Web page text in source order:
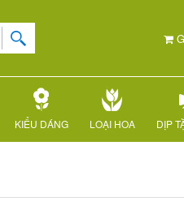
KIỂU DÁNG LOẠI HOA DỊP